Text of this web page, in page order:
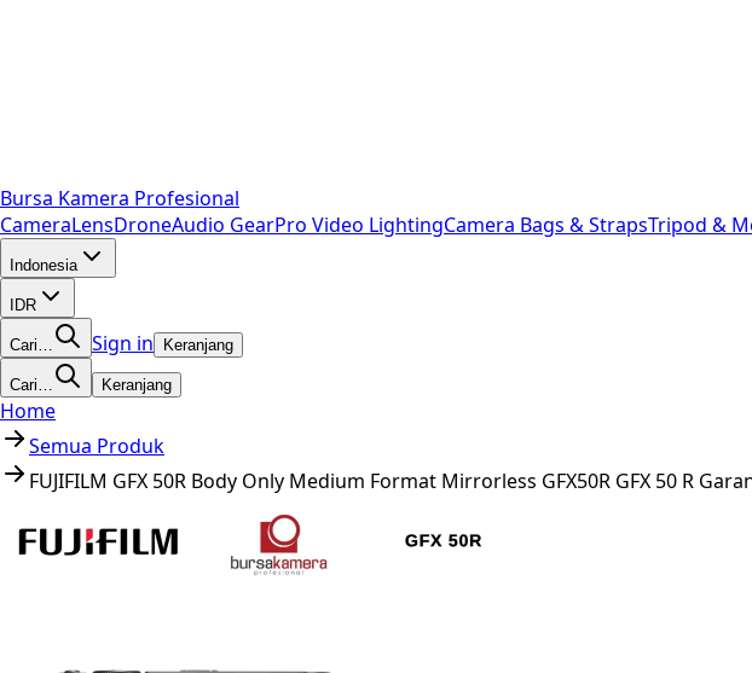
Bursa Kamera Profesional
CameraLensDroneAudio GearPro Video LightingCamera Bags & StrapsTripod &
Indonesia
IDR
Cari… Sign in Keranjang
Cari… Keranjang
Home
Semua Produk
FUJIFILM GFX 50R Body Only Medium Format Mirrorless GFX50R GFX 50 R